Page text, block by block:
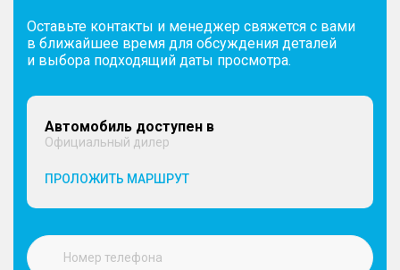
Оставьте контакты и менеджер свяжется с вами
в ближайшее время для обсуждения деталей
и выбора подходящий даты просмотра.
Автомобиль доступен в
Официальный дилер
ПРОЛОЖИТЬ МАРШРУТ